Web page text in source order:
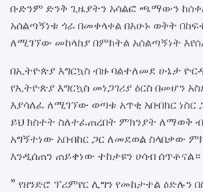
ቡድንም ድንቅ ጊዜያትን አሳልፎ ጫማውን
አሰልጣኝነቱ ጎራ በመቀላቀል በአሁኑ ወቅት
ለሚገኘው መከላከያ በምክትል አሰልጣኝነት
በኢትዮጵያ እግርኳስ ብዙ ባልተለመደ ሁኔታ
የኢትዮጵያ እግርኳስ መነጋገሪያ ዕርስ በመሆን
እያሳለፈ ለሚገኘው ወጣቱ አጥቂ አቡበከር ነስር
ይህ ክስተት ስለተፈጠረበት ምክንያት ለማወቅ
አግኝተነው አቡበከር ጋር ለመደወል ስላበቃው
እንዲሰጠን ጠይቀነው ተከታዩን ሀሳብ ሰጥቶናል።
” የዘንድሮ ፕሪምየር ሊግን የመከታተል ዕድሉን